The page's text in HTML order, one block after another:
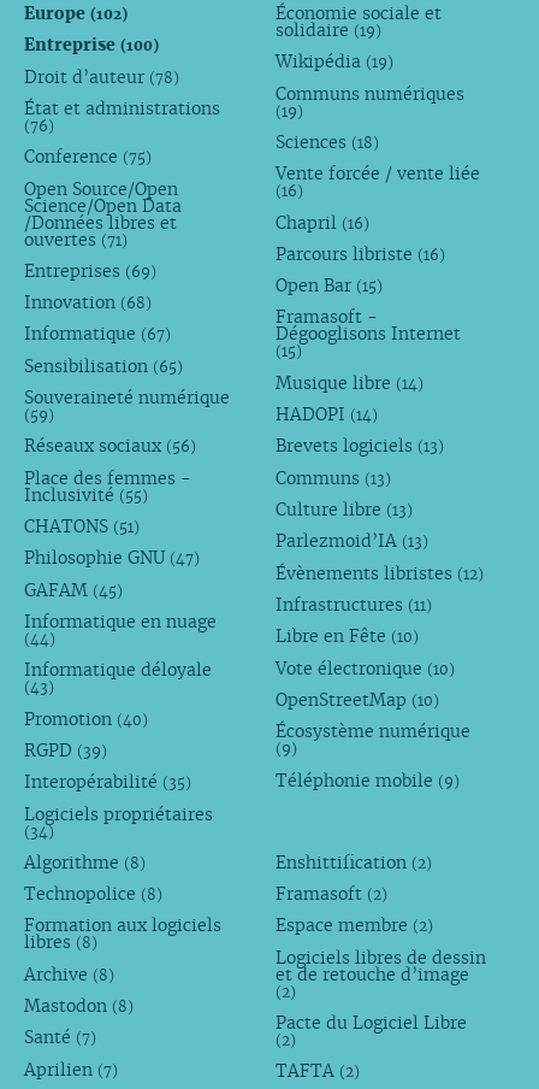
Europe (102)
Entreprise (100)
Droit d’auteur (78)
État et administrations
(76)
Conference (75)
Open Source/Open
Science/Open Data
/Données libres et
ouvertes (71)
Entreprises (69)
Innovation (68)
Informatique (67)
Sensibilisation (65)
Souveraineté numérique
(59)
Réseaux sociaux (56)
Place des femmes -
Inclusivité (55)
CHATONS (51)
Philosophie GNU (47)
GAFAM (45)
Informatique en nuage
(44)
Informatique déloyale
(43)
Promotion (40)
RGPD (39)
Interopérabilité (35)
Logiciels propriétaires
(34)
Économie sociale et
solidaire (19)
Wikipédia (19)
Communs numériques
(19)
Sciences (18)
Vente forcée / vente liée
(16)
Chapril (16)
Parcours libriste (16)
Open Bar (15)
Framasoft -
Dégooglisons Internet
(15)
Musique libre (14)
HADOPI (14)
Brevets logiciels (13)
Communs (13)
Culture libre (13)
Parlezmoid’IA (13)
Évènements libristes (12)
Infrastructures (11)
Libre en Fête (10)
Vote électronique (10)
OpenStreetMap (10)
Écosystème numérique
(9)
Téléphonie mobile (9)
Algorithme (8)
Technopolice (8)
Formation aux logiciels
libres (8)
Archive (8)
Mastodon (8)
Santé (7)
Aprilien (7)
Enshittification (2)
Framasoft (2)
Espace membre (2)
Logiciels libres de dessin
et de retouche d’image
(2)
Pacte du Logiciel Libre
(2)
TAFTA (2)